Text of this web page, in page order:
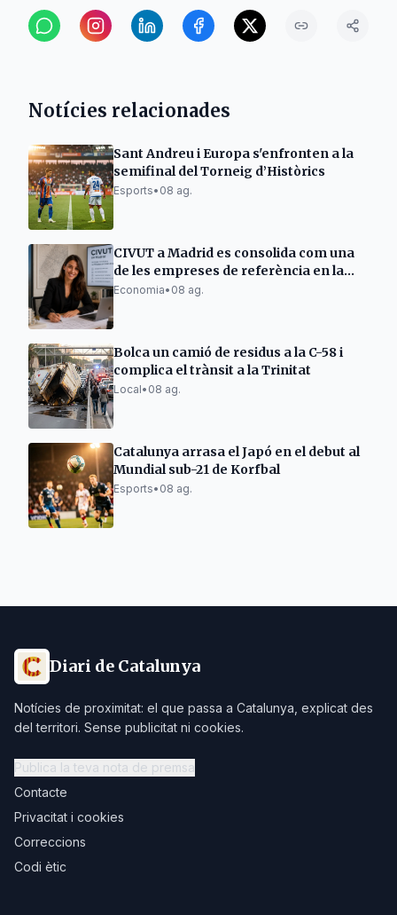
Notícies relacionades
Sant Andreu i Europa s'enfronten a la
semifinal del Torneig d’Històrics
Esports• 08 ag.
CIVUT a Madrid es consolida com una
de les empreses de referència en la
tramitació de llicències turístiques
Economia• 08 ag.
Bolca un camió de residus a la C-58 i
complica el trànsit a la Trinitat
Local• 08 ag.
Catalunya arrasa el Japó en el debut al
Mundial sub-21 de Korfbal
Esports• 08 ag.
Diari de Catalunya
Notícies de proximitat: el que passa a Catalunya, explicat des
del territori. Sense publicitat ni cookies.
Publica la teva nota de premsa
Contacte
Privacitat i cookies
Correccions
Codi ètic